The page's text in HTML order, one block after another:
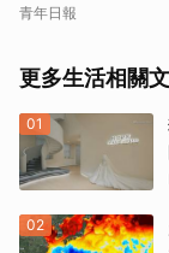
青年日報
更多生活相關
01
02